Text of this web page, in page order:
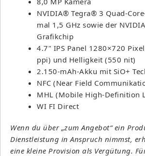
NVIDIA® Tegra® 3 Quad-
mal 1,5 GHz sowie der
Grafikchip
4.7" IPS Panel 1280×720
ppi) und Helligkeit (550 nit)
2.150-mAh-Akku mit SiO+
NFC (Near Field
MHL (Mobile High-Definition
WI FI Direct
Wenn du über „zum Angebot“ ein
Dienstleistung in Anspruch nimmst,
eine kleine Provision als Vergütung.